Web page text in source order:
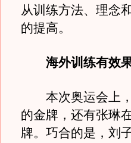
从训练方法、理念
的提高。
海外训练有效
本次奥运会上，
的金牌，还有张琳
牌。巧合的是，刘